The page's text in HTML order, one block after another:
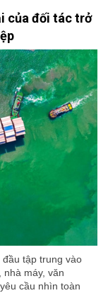
của đối tác trở
tập trung vào
máy, văn
cầu nhìn toàn